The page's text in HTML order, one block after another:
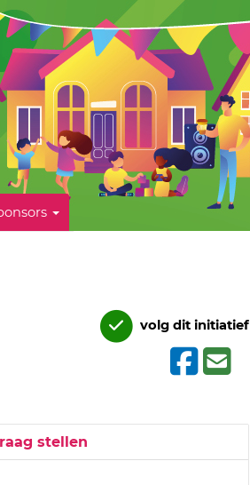
volg dit initiatief
stellen